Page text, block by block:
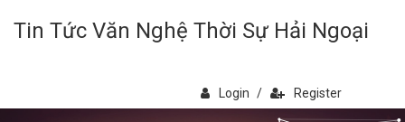
Tin Tức Văn Nghệ Thời Sự Hải Ngoại
Login / Register